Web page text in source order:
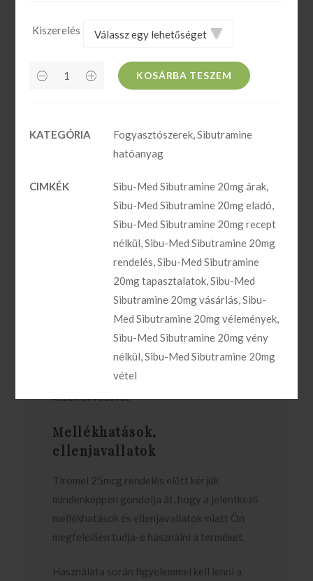
Kiszerelés
KOSÁRBA TESZEM
KATEGÓRIA Fogyasztószerek,Sibutramine
hatóanyag
CIMKÉK Sibu-Med Sibutramine 20mg árak,
Sibu-Med Sibutramine 20mg eladó,
Sibu-Med Sibutramine 20mg recept
nélkül,Sibu-Med Sibutramine 20mg
rendelés,Sibu-Med Sibutramine
20mg tapasztalatok,Sibu-Med
Sibutramine 20mg vásárlás,Sibu-
Med Sibutramine 20mg vélemények,
Sibu-Med Sibutramine 20mg vény
nélkül,Sibu-Med Sibutramine 20mg
vétel
hormonjának termelését nem gátolja.
Testépítésre clenbuterollal,vagy HGH-val
való kombinációja lehetséges.
Használata, adagolása
Tiromel 25mcg vásárlás esetén tartsa be az
Naponta maximum 1 tabletta vehető be
szájon át, egy pohár vízzel. Étkezéstől
független a termék bevétele. Lehetőleg a nap
azonos időszakában szedje. Ha egy nap
kimarad a bevétele a következő nap azt ne
pótolja, szedje az előírt adagban tovább.
A tabletta adagja kedvezőtlen hatás esetén
növelhető, de előtte konzultáljon
kezelőorvosával.
Mellékhatások,
ellenjavallatok
Tiromel 25mcg rendelés előtt kérjük
mindenképpen gondolja át, hogy a jelentkező
mellékhatások és ellenjavallatok miatt Ön
megfelelően tudja-e használni a terméket.
Használata során figyelemmel kell lenni a